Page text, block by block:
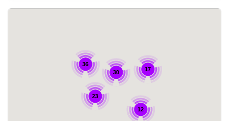
23
36
30
17
12